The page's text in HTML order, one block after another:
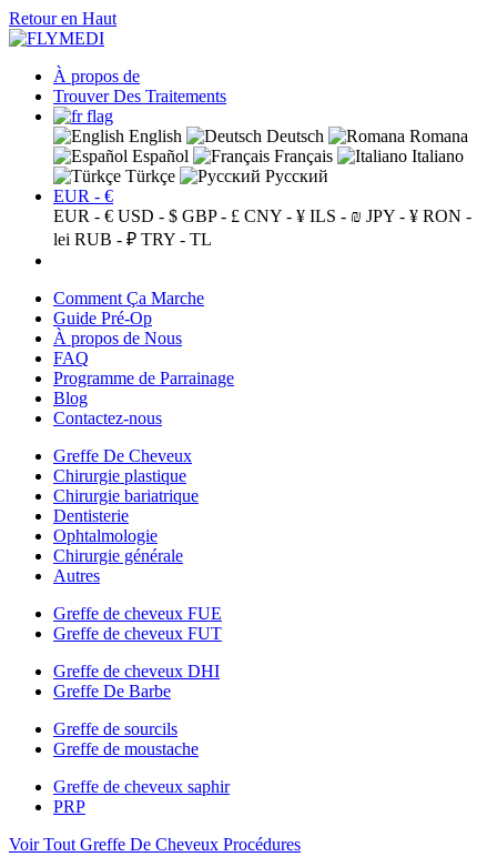
Retour en Haut
À propos de
Trouver Des Traitements
English Deutsch
Romana
Español
Français
Italiano
Türkçe
Русский
EUR - €
EUR - € USD - $ GBP - £ CNY - ¥ ILS - ₪ JPY - ¥ RON -
lei RUB - ₽ TRY - TL
Comment Ça Marche
Guide Pré-Op
À propos de Nous
FAQ
Programme de Parrainage
Blog
Contactez-nous
Greffe De Cheveux
Chirurgie plastique
Chirurgie bariatrique
Dentisterie
Ophtalmologie
Chirurgie générale
Autres
Greffe de cheveux FUE
Greffe de cheveux FUT
Greffe de cheveux DHI
Greffe De Barbe
Greffe de sourcils
Greffe de moustache
Greffe de cheveux saphir
PRP
Voir Tout Greffe De Cheveux Procédures